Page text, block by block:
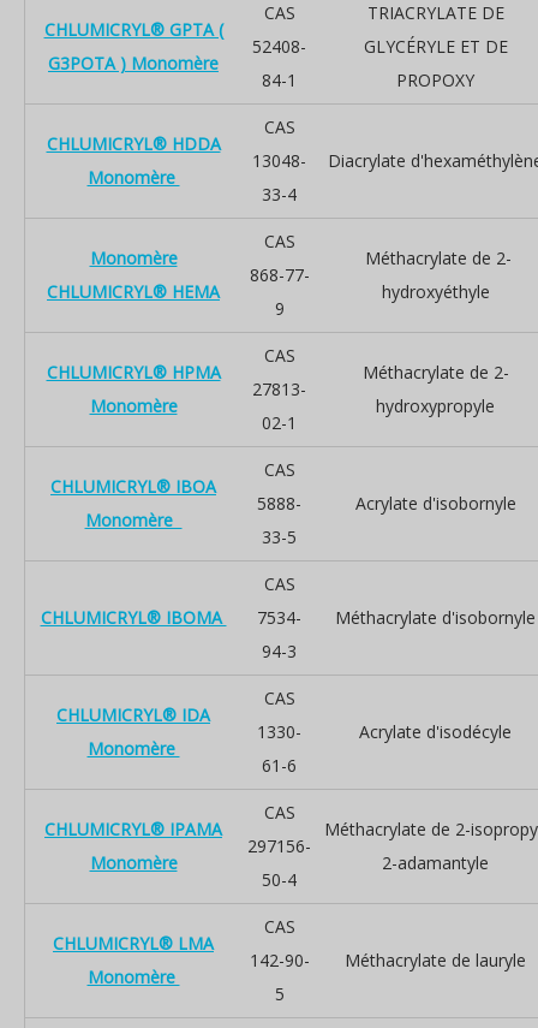
CHLUMICRYL® GPTA (
G3POTA ) Monomère
CAS
52408-
84-1
TRIACRYLATE DE
GLYCÉRYLE ET DE
PROPOXY
CHLUMICRYL® HDDA
Monomère
CAS
13048-
33-4
Diacrylate
Monomère
CHLUMICRYL® HEMA
CAS
868-77-
9
Méthacrylate de 2-
hydroxyéthyle
CHLUMICRYL® HPMA
Monomère
CAS
27813-
02-1
Méthacrylate de 2-
hydroxypropyle
CHLUMICRYL® IBOA
Monomère
CAS
5888-
33-5
Acrylate d'isobornyle
CHLUMICRYL® IBOMA
CAS
7534-
94-3
Méthacrylate d'isobornyle
CHLUMICRYL® IDA
Monomère
CAS
1330-
61-6
Acrylate d'isodécyle
CHLUMICRYL® IPAMA
Monomère
CAS
297156-
50-4
Méthacrylate de 2-
2-adamantyle
CHLUMICRYL® LMA
Monomère
CAS
142-90-
5
Méthacrylate de lauryle